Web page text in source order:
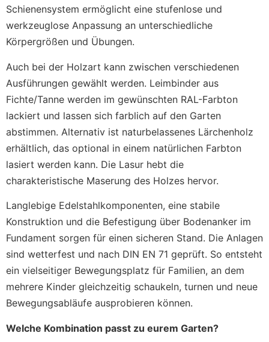
Schienensystem ermöglicht eine stufenlose und
werkzeuglose Anpassung an unterschiedliche
Körpergrößen und Übungen.
Auch bei der Holzart kann zwischen verschiedenen
Ausführungen gewählt werden. Leimbinder aus
Fichte/Tanne werden im gewünschten RAL-Farbton
lackiert und lassen sich farblich auf den Garten
abstimmen. Alternativ ist naturbelassenes Lärchenholz
erhältlich, das optional in einem natürlichen Farbton
lasiert werden kann. Die Lasur hebt die
charakteristische Maserung des Holzes hervor.
Langlebige Edelstahlkomponenten, eine stabile
Konstruktion und die Befestigung über Bodenanker im
Fundament sorgen für einen sicheren Stand. Die Anlagen
sind wetterfest und nach DIN EN 71 geprüft. So entsteht
ein vielseitiger Bewegungsplatz für Familien, an dem
mehrere Kinder gleichzeitig schaukeln, turnen und neue
Bewegungsabläufe ausprobieren können.
Welche Kombination passt zu eurem Garten?